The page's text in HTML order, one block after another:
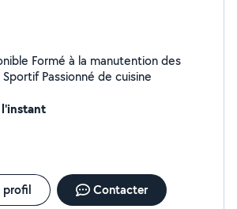
des
Passionné de cuisine
profil Contacter